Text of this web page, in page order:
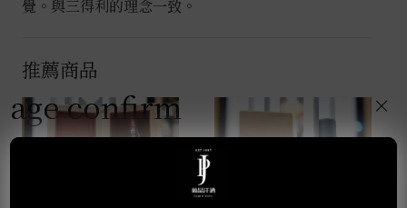
覺。與三得利的理念一致。
推薦商品
age confirm ×